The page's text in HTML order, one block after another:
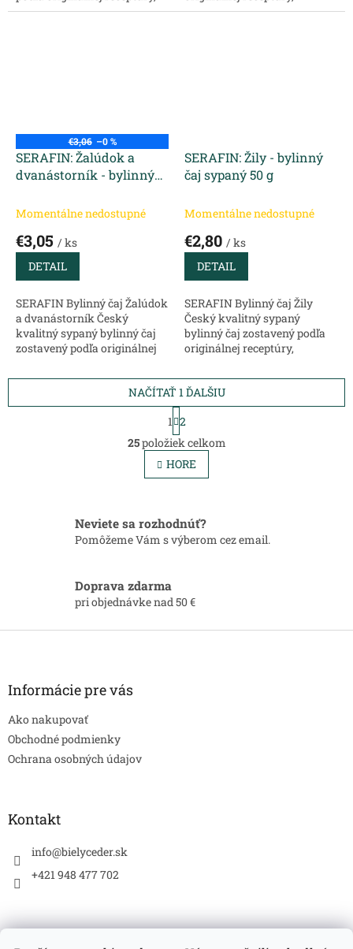
chránený ochrannou
chránený ochrannou
€3,06 –0 %
SERAFIN: Žalúdok a
dvanástorník - bylinný
Momentálne nedostupné
€3,05 / ks
DETAIL
SERAFIN Bylinný čaj Žalúdok
a dvanástorník Český
kvalitný sypaný bylinný čaj
zostavený podľa originálnej
ochrannou známkou, určený
na konkrétny problém.
Zloženie: Fenikel...
SERAFIN: Žily - bylinný
čaj sypaný 50 g
Momentálne nedostupné
€2,80 / ks
DETAIL
SERAFIN Bylinný čaj Žily
Český kvalitný sypaný
bylinný čaj zostavený podľa
originálnej receptúry,
známkou, určený na
konkrétny problém. Zloženie:
Nechtík kvet - podporuje...
O
v
l
á
c
i
v
y
NAČÍTAŤ 1 ĎALŠIU
S
t
r
á
n
k
a
n
i
1 2
25položiek celkom
HORE
Neviete sa rozhodnúť?
Pomôžeme Vám s výberom cez email.
Doprava zdarma
pri objednávke nad 50 €
Informácie pre vás
Ako nakupovať
Obchodné podmienky
Ochrana osobných údajov
Kontakt
info@bielyceder.sk
+421 948 477 702